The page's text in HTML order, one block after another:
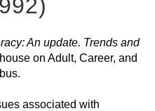
An update. Trends and
on Adult, Career, and
associated with